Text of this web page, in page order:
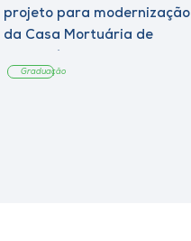
projeto para modernização
da Casa Mortuária de
Graduação